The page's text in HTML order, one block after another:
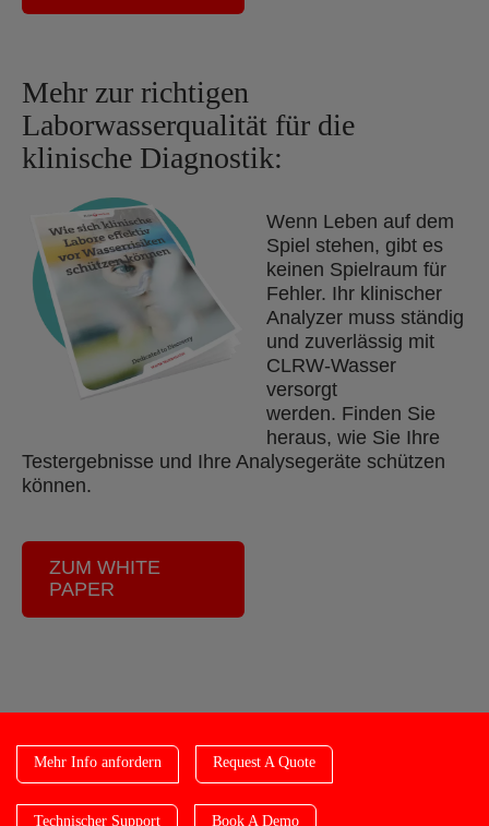
Mehr zur richtigen
Laborwasserqualität für die
klinische Diagnostik:
Wenn Leben auf dem
Spiel stehen, gibt es
keinen Spielraum für
Fehler. Ihr klinischer
Analyzer muss ständig
und zuverlässig mit
CLRW-Wasser
versorgt
werden. Finden Sie
heraus, wie Sie Ihre
Testergebnisse und Ihre Analysegeräte schützen
können.
ZUM WHITE
PAPER
Mehr Info anfordern Request A Quote
Technischer Support Book A Demo